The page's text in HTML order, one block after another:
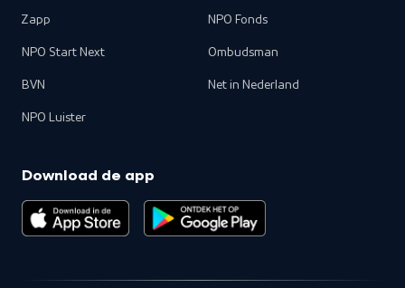
Zapp
NPO Start Next
BVN
NPO Luister
NPO Fonds
Ombudsman
Net in Nederland
Download de app